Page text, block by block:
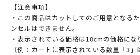
【注意事項】
・この商品はカットしてのご用意となる
ンセルはできません。
・表示されている価格は10cmの価格にな
（例：カートに表示されている数量「3」